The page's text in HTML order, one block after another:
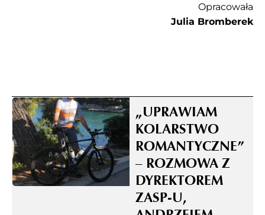
Opracowała
Julia Bromberek
„UPRAWIAM
KOLARSTWO
ROMANTYCZNE”
– ROZMOWA Z
DYREKTOREM
ZASP-U,